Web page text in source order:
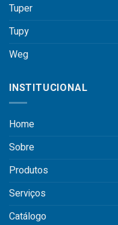
Tuper
Tupy
Weg
INSTITUCIONAL
Home
Sobre
Produtos
Serviços
Catálogo